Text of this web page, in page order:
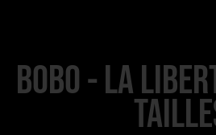
BOBO - LA